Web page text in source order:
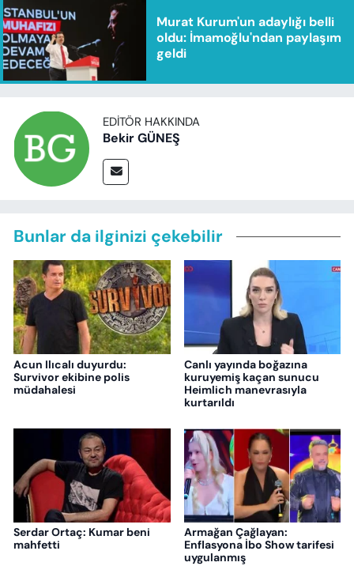
Murat Kurum'un adaylığı belli
oldu: İmamoğlu'ndan paylaşım
geldi
EDITÖR HAKKINDA
Bekir GÜNEŞ
Bunlar da ilginizi çekebilir
Acun Ilıcalı duyurdu:
Survivor ekibine polis
müdahalesi
Canlı yayında boğazına
kuruyemiş kaçan sunucu
Heimlich manevrasıyla
kurtarıldı
Serdar Ortaç: Kumar beni
mahfetti
Armağan Çağlayan:
Enflasyona İbo Show tarifesi
uygulanmış